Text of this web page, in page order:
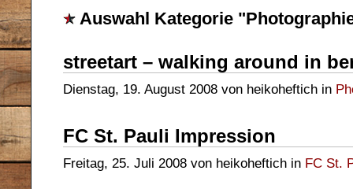
Auswahl Kategorie
streetart – walking around in
Dienstag, 19. August 2008 von heikoheftich in
FC St. Pauli Impression
Freitag, 25. Juli 2008 von heikoheftich in FC St.